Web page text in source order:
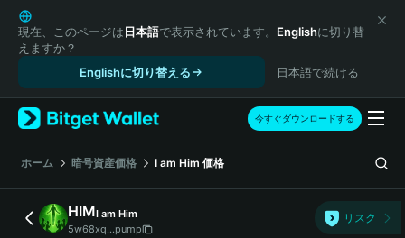
English
日本語
Tiếng Việt
Español (Latinoamérica)
Türkçe
Français
Deutsch
简体中文
繁體中文
現在、このページは日本語で表示されています。 Englishに切り替
えますか？
Englishに切り替える
日本語で続ける
今すぐダウンロードする
ホーム 暗号資産価格 I am Him 価格
HIMI am Him
5w68xq...pump
リスク